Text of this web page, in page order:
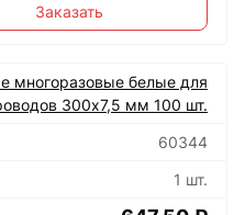
Заказать
многоразовые белые для
300х7,5 мм 100 шт.
60344
1 шт.